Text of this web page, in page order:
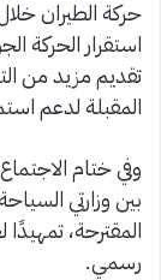
استقرار الحركة
تقديم مزيد من
المقبلة لدعم
وفي ختام
بين وزارتي
المقترحة،
رسمي.